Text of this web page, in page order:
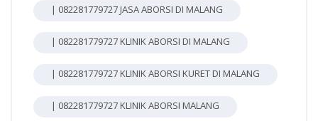
| 082281779727 JASA ABORSI DI MALANG
| 082281779727 KLINIK ABORSI DI MALANG
| 082281779727 KLINIK ABORSI KURET DI MALANG
| 082281779727 KLINIK ABORSI MALANG